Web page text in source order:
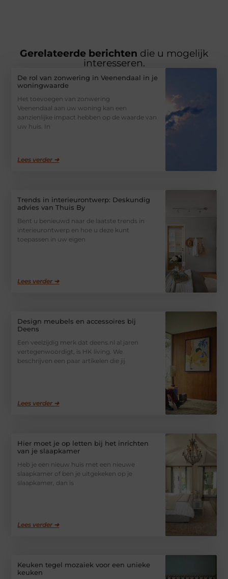
Gerelateerde berichten die u mogelijk
interesseren.
De rol van zonwering in Veenendaal in je
woningwaarde
Het toevoegen van zonwering
Veenendaal aan uw woning kan een
aanzienlijke impact hebben op de waarde van
uw huis. In
Lees verder ➜
Trends in interieurontwerp: Deskundig
advies van Thuis By
Bent u benieuwd naar de laatste trends in
interieurontwerp en hoe u deze kunt
toepassen in uw eigen
Lees verder ➜
Design meubels en accessoires bij
Deens
Een veelzijdig merk dat deens.nl al jaren
vertegenwoordigt, is HK living. We
beschrijven een paar artikelen die jij
Lees verder ➜
Hier moet je op letten bij het inrichten
van je slaapkamer
Heb je een nieuw huis met een nieuwe
slaapkamer of ben je uitgekeken op je
slaapkamer, dan is
Lees verder ➜
Keuken tegel mozaiek voor een unieke
keuken